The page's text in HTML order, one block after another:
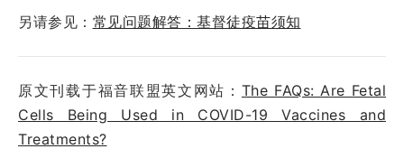
另请参见： 常见问题解答：基督徒疫苗须知
原文刊载于福音联盟英文网站： The FAQs: Are Fetal
Cells Being Used in COVID-19 Vaccines and
Treatments?